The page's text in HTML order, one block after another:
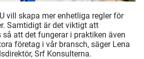
vill skapa mer enhetliga regler för
Samtidigt är det viktigt att
så att det fungerar i praktiken även
företag i vår bransch, säger Lena
Srf Konsulterna.